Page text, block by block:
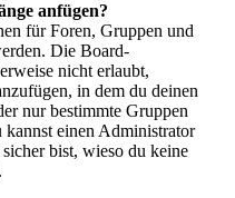
anfügen?
für Foren, Gruppen und
Die Board-
nicht erlaubt,
in dem du deinen
nur bestimmte Gruppen
einen Administrator
bist, wieso du keine